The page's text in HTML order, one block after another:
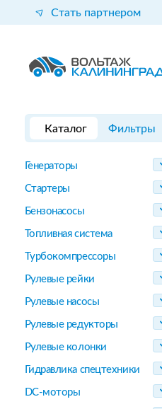
Стать партнером
Каталог Фильтры
Генераторы
Стартеры
Бензонасосы
Топливная система
Турбокомпрессоры
Рулевые рейки
Рулевые насосы
Рулевые редукторы
Рулевые колонки
Гидравлика спецтехники
DC-моторы